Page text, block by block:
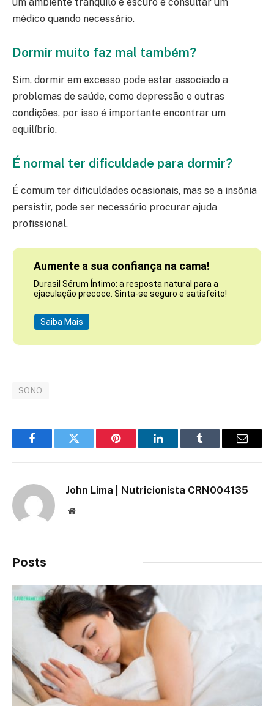
médico quando necessário.
Dormir muito faz mal também?
Sim, dormir em excesso pode estar associado a
problemas de saúde, como depressão e outras
condições, por isso é importante encontrar um
equilíbrio.
É normal ter dificuldade para dormir?
É comum ter dificuldades ocasionais, mas se a insônia
persistir, pode ser necessário procurar ajuda
profissional.
Aumente a sua confiança na cama!
Durasil Sérum Íntimo: a resposta natural para a
ejaculação precoce. Sinta-se seguro e satisfeito!
Saiba Mais
SONO
FacebookTwitter Pinterest LinkedInTumblr Email
John Lima | Nutricionista CRN004135
Site
Posts